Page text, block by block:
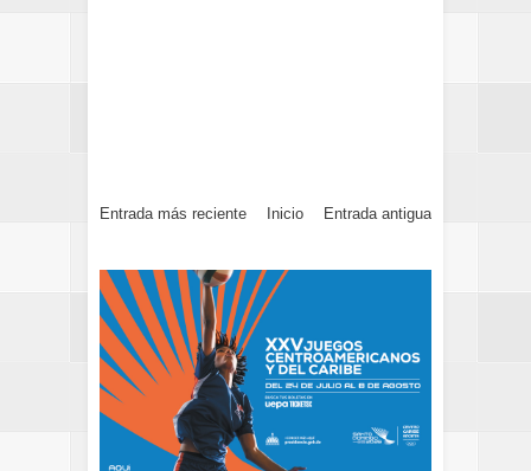
Entrada más reciente Entrada antigua
Inicio